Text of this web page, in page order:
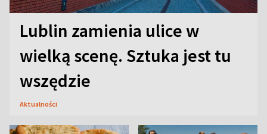
Lublin zamienia ulice w
wielką scenę. Sztuka jest tu
wszędzie
Aktualności